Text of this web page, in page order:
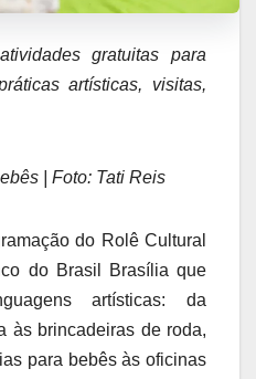
gratuitas para
artísticas, visitas,
| Foto: Tati Reis
do Rolê Cultural
do Brasil Brasília que
artísticas: da
às brincadeiras de roda,
para bebês às oficinas